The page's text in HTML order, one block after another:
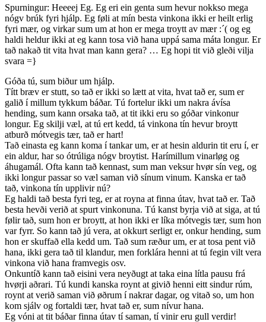
Spurningur: Heeeej Eg. Eg eri ein genta sum hevur nokkso mega
nógv brúk fyri hjálp. Eg føli at mín besta vinkona ikki er heilt erlig
fyri mær, og virkar sum um at hon er mega troytt av mær :´( og eg
haldi heldur ikki at eg kann tosa við hana uppá sama máta longur. Er
tað nakað tit vita hvat man kann gera? … Eg hopi tit við gleði vilja
svara =}
Góða tú, sum biður um hjálp.
Títt bræv er stutt, so tað er ikki so lætt at vita, hvat tað er, sum er
galið í millum tykkum báðar. Tú fortelur ikki um nakra ávísa
hending, sum kann orsaka tað, at tit ikki eru so góðar vinkonur
longur. Eg skilji væl, at tú ert kedd, tá vinkona tín hevur broytt
atburð mótvegis tær, tað er hart!
Tað einasta eg kann koma í tankar um, er at hesin aldurin tit eru í, er
ein aldur, har so ótrúliga nógv broytist. Harímillum vinarløg og
áhugamál. Ofta kann tað kennast, sum man veksur hvør sín veg, og
ikki longur passar so væl saman við sínum vinum. Kanska er tað
tað, vinkona tín upplivir nú?
Eg haldi tað besta fyri teg, er at royna at finna útav, hvat tað er. Tað
besta hevði verið at spurt vinkonuna. Tú kanst byrja við at siga, at tú
følir tað, sum hon er broytt, at hon ikki er líka mótvegis tær, sum hon
var fyrr. So kann tað jú vera, at okkurt serligt er, onkur hending, sum
hon er skuffað ella kedd um. Tað sum ræður um, er at tosa pent við
hana, ikki gera tað til klandur, men forklára henni at tú fegin vilt vera
vinkona við hana framvegis osv.
Onkuntíð kann tað eisini vera neyðugt at taka eina lítla pausu frá
hvørji aðrari. Tú kundi kanska roynt at givið henni eitt sindur rúm,
roynt at verið saman við øðrum í nakrar dagar, og vitað so, um hon
kom sjálv og fortaldi tær, hvat tað er, sum nívur hana.
Eg vóni at tit báðar finna útav tí saman, tí vinir eru gull verdir!